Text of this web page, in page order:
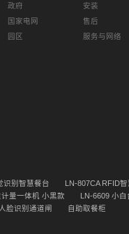
政府
国家电网
园区
安装
售后
服务与网络
识别智慧餐台 LN-807CA RFID
量一体机 小黑款 LN-6609 小
脸识别通道闸 自助取餐柜